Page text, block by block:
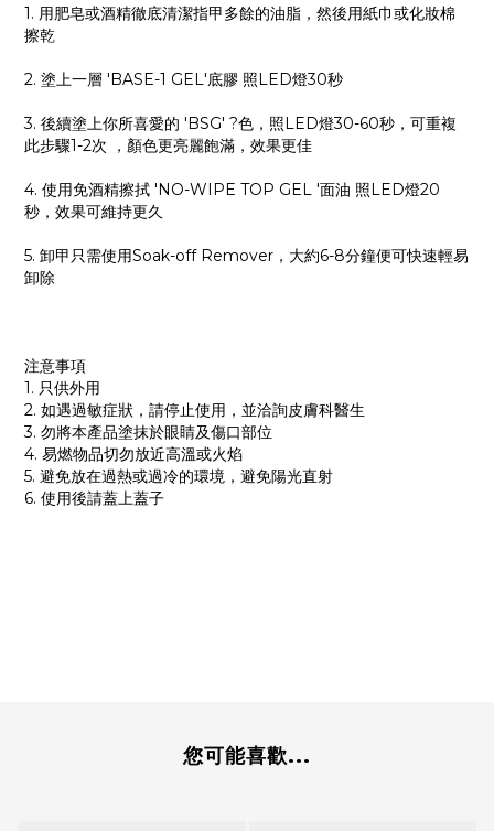
1. 用肥皂或酒精徹底清潔指甲多餘的油脂，然後用紙巾或化妝棉
擦乾
2. 塗上一層 'BASE-1 GEL'底膠 照LED燈30秒
3. 後續塗上你所喜愛的 'BSG' ?色，照LED燈30-60秒，可重複
此步驟1-2次 ，顏色更亮麗飽滿，效果更佳
4. 使用免酒精擦拭 'NO-WIPE TOP GEL '面油 照LED燈20
秒，效果可維持更久
5. 卸甲只需使用Soak-off Remover，大約6-8分鐘便可快速輕易
卸除
注意事項
1. 只供外用
2. 如遇過敏症狀，請停止使用，並洽詢皮膚科醫生
3. 勿將本產品塗抹於眼睛及傷口部位
4. 易燃物品切勿放近高溫或火焰
5. 避免放在過熱或過冷的環境，避免陽光直射
6. 使用後請蓋上蓋子
您可能喜歡...